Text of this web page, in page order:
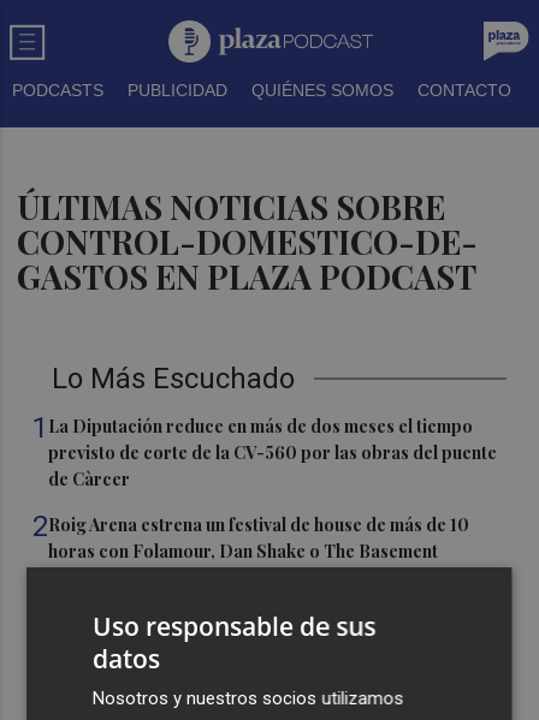
PODCASTS PUBLICIDAD QUIÉNES SOMOS CONTACTO
ÚLTIMAS NOTICIAS SOBRE
CONTROL-DOMESTICO-DE-
GASTOS EN PLAZA PODCAST
Lo Más Escuchado
1 La Diputación reduce en más de dos meses el tiempo
previsto de corte de la CV-560 por las obras del puente
de Càrcer
2Roig Arena estrena un festival de house de más de 10
horas con Folamour, Dan Shake o The Basement
suspensión de Schengen hasta el 15 de agosto
Leire Díez niega que su "investigación" buscara
"desestabilizar" ninguna causa "que afectara a los
Uso responsable de sus
datos
Nosotros y nuestros socios utilizamos